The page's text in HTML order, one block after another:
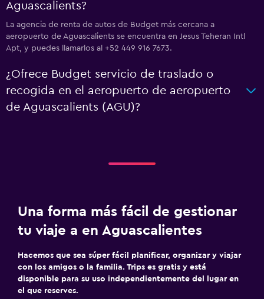
Aguascalients?
La agencia de renta de autos de Budget más cercana a
aeropuerto de Aguascalients se encuentra en Jesus Teheran Intl
Apt, y puedes llamarlos al +52 449 916 7673.
¿Ofrece Budget servicio de traslado o
recogida en el aeropuerto de aeropuerto
de Aguascalients (AGU)?
Una forma más fácil de gestionar
tu viaje a en Aguascalientes
Hacemos que sea súper fácil planificar, organizar y viajar
con los amigos o la familia. Trips es gratis y está
disponible para su uso independientemente del lugar en
el que reserves.